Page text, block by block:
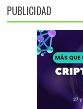
PUBLICIDAD